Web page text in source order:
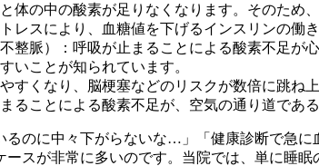
体の中の酸素が足りなくなります。そのため
レスにより、血糖値を下げるインスリンの働
整脈）： 呼吸が止まることによる酸素不足が
いことが知られています。
すくなり、脳梗塞などのリスクが数倍に跳ね上
ることによる酸素不足が、空気の通り道であ
るのに中々下がらないな…」「健康診断で急
ースが非常に多いのです。当院では、単に睡